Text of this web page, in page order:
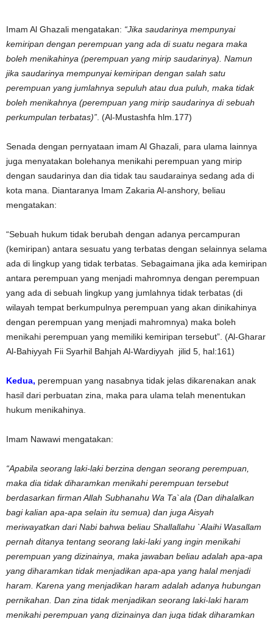
Imam Al Ghazali mengatakan: “Jika saudarinya mempunyai
kemiripan dengan perempuan yang ada di suatu negara maka
boleh menikahinya (perempuan yang mirip saudarinya). Namun
jika saudarinya mempunyai kemiripan dengan salah satu
perempuan yang jumlahnya sepuluh atau dua puluh, maka tidak
boleh menikahnya (perempuan yang mirip saudarinya di sebuah
perkumpulan terbatas)” . (Al-Mustashfa hlm.177)
Senada dengan pernyataan imam Al Ghazali, para ulama lainnya
juga menyatakan bolehanya menikahi perempuan yang mirip
dengan saudarinya dan dia tidak tau saudarainya sedang ada di
kota mana. Diantaranya Imam Zakaria Al-anshory, beliau
mengatakan:
“Sebuah hukum tidak berubah dengan adanya percampuran
(kemiripan) antara sesuatu yang terbatas dengan selainnya selama
ada di lingkup yang tidak terbatas. Sebagaimana jika ada kemiripan
antara perempuan yang menjadi mahromnya dengan perempuan
yang ada di sebuah lingkup yang jumlahnya tidak terbatas (di
wilayah tempat berkumpulnya perempuan yang akan dinikahinya
dengan perempuan yang menjadi mahromnya) maka boleh
menikahi perempuan yang memiliki kemiripan tersebut”. (Al-Gharar
Al-Bahiyyah Fii Syarhil Bahjah Al-Wardiyyah jilid 5, hal:161)
Kedua, perempuan yang nasabnya tidak jelas dikarenakan anak
hasil dari perbuatan zina, maka para ulama telah menentukan
hukum menikahinya.
Imam Nawawi mengatakan:
“Apabila seorang laki-laki berzina dengan seorang perempuan,
maka dia tidak diharamkan menikahi perempuan tersebut
berdasarkan firman Allah Subhanahu Wa Ta`ala (Dan dihalalkan
bagi kalian apa-apa selain itu semua) dan juga Aisyah
meriwayatkan dari Nabi bahwa beliau Shallallahu `Alaihi Wasallam
pernah ditanya tentang seorang laki-laki yang ingin menikahi
perempuan yang dizinainya, maka jawaban beliau adalah apa-apa
yang diharamkan tidak menjadikan apa-apa yang halal menjadi
haram. Karena yang menjadikan haram adalah adanya hubungan
pernikahan. Dan zina tidak menjadikan seorang laki-laki haram
menikahi perempuan yang dizinainya dan juga tidak diharamkan